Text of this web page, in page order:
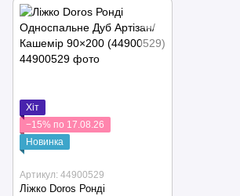
Хіт
−15% по 17.08.26
Новинка
Артикул: 44900529
Ліжко Doros Ронді